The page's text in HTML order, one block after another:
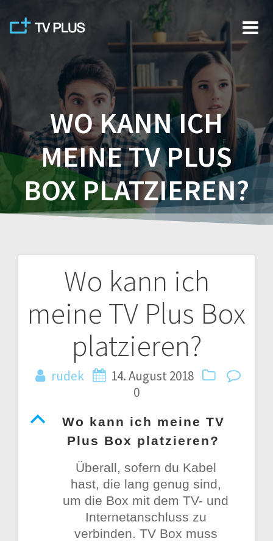
Skip
to
content
WO KANN ICH
MEINE TV PLUS
BOX PLATZIEREN?
Wo kann ich
meine TV Plus Box
platzieren?
rudek
14. August 2018
0
B
Wo kann ich meine TV
Plus Box platzieren?
Überall, sofern du Kabel
hast, die lang genug sind,
um die Box mit dem TV- und
Internetanschluss zu
verbinden. TV Box muss
Post
navigation